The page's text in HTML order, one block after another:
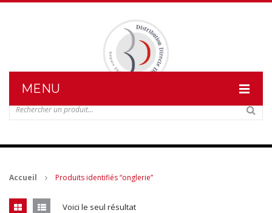
MENU
NOS PRODUITS
Accueil Produits identifiés “onglerie”
Voici le seul résultat